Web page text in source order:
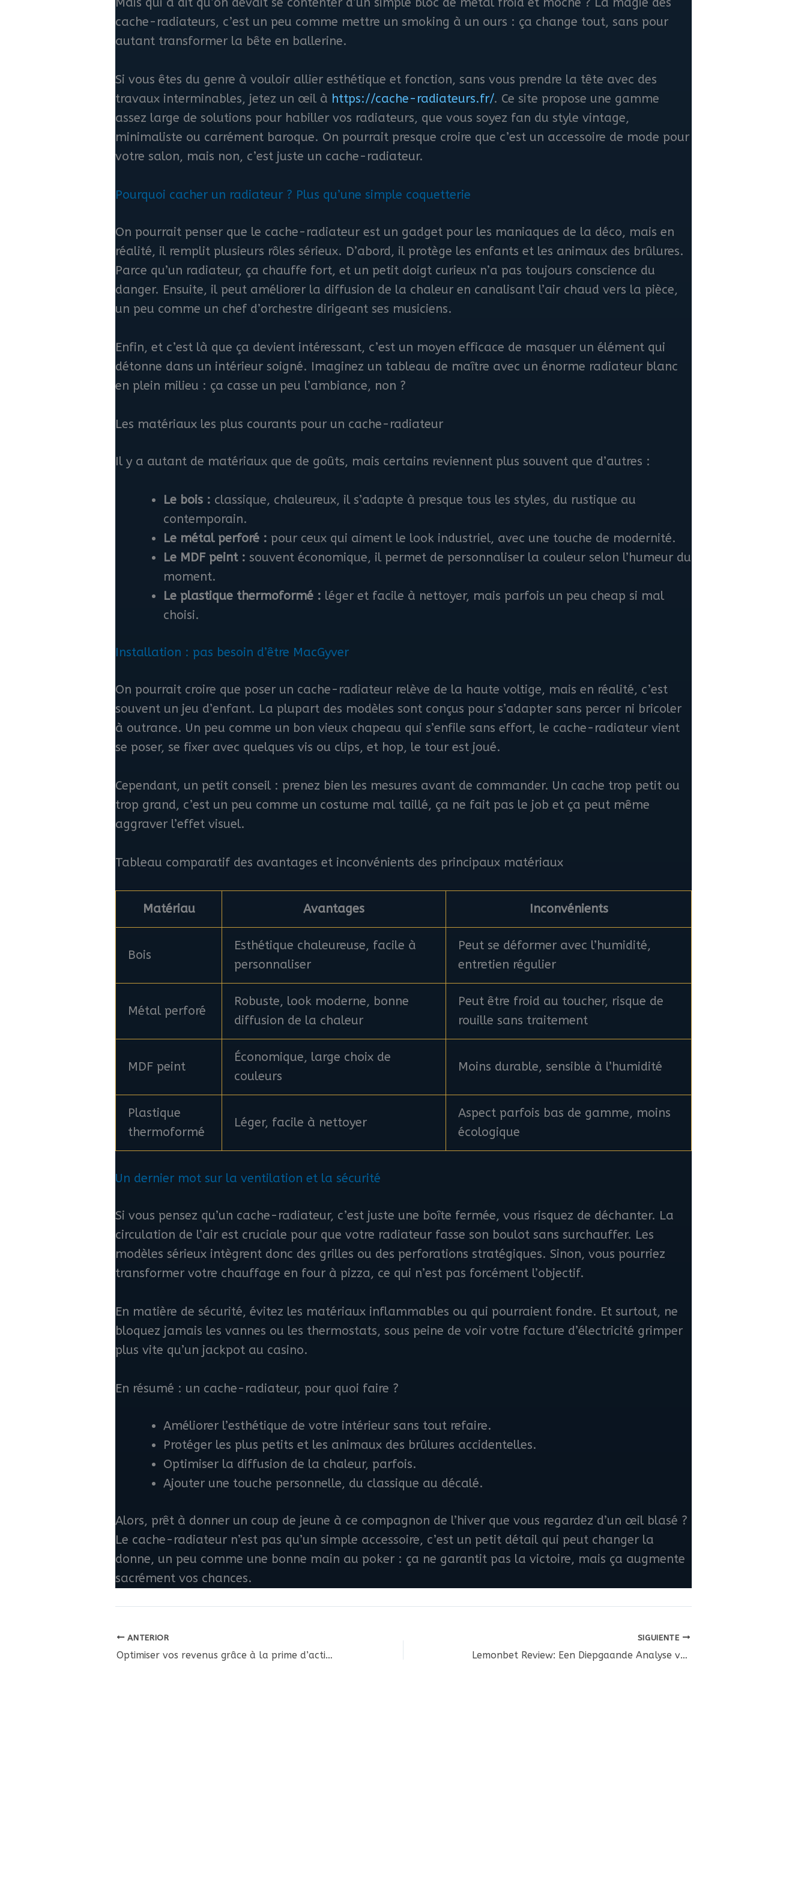
cache-radiateurs, c’est un peu comme mettre un smoking à un ours : ça change tout, sans pour
autant transformer la bête en ballerine.
Si vous êtes du genre à vouloir allier esthétique et fonction, sans vous prendre la tête avec des
travaux interminables, jetez un œil à https://cache-radiateurs.fr/. Ce site propose une gamme
assez large de solutions pour habiller vos radiateurs, que vous soyez fan du style vintage,
minimaliste ou carrément baroque. On pourrait presque croire que c’est un accessoire de mode pour
votre salon, mais non, c’est juste un cache-radiateur.
Pourquoi cacher un radiateur ? Plus qu’une simple coquetterie
On pourrait penser que le cache-radiateur est un gadget pour les maniaques de la déco, mais en
réalité, il remplit plusieurs rôles sérieux. D’abord, il protège les enfants et les animaux des brûlures.
Parce qu’un radiateur, ça chauffe fort, et un petit doigt curieux n’a pas toujours conscience du
danger. Ensuite, il peut améliorer la diffusion de la chaleur en canalisant l’air chaud vers la pièce,
un peu comme un chef d’orchestre dirigeant ses musiciens.
Enfin, et c’est là que ça devient intéressant, c’est un moyen efficace de masquer un élément qui
détonne dans un intérieur soigné. Imaginez un tableau de maître avec un énorme radiateur blanc
en plein milieu : ça casse un peu l’ambiance, non ?
Les matériaux les plus courants pour un cache-radiateur
Il y a autant de matériaux que de goûts, mais certains reviennent plus souvent que d’autres :
Le bois : classique, chaleureux, il s’adapte à presque tous les styles, du rustique au
contemporain.
Le métal perforé : pour ceux qui aiment le look industriel, avec une touche de modernité.
Le MDF peint : souvent économique, il permet de personnaliser la couleur selon l’humeur du
moment.
Le plastique thermoformé : léger et facile à nettoyer, mais parfois un peu cheap si mal
choisi.
Installation : pas besoin d’être MacGyver
On pourrait croire que poser un cache-radiateur relève de la haute voltige, mais en réalité, c’est
souvent un jeu d’enfant. La plupart des modèles sont conçus pour s’adapter sans percer ni bricoler
à outrance. Un peu comme un bon vieux chapeau qui s’enfile sans effort, le cache-radiateur vient
se poser, se fixer avec quelques vis ou clips, et hop, le tour est joué.
Cependant, un petit conseil : prenez bien les mesures avant de commander. Un cache trop petit ou
trop grand, c’est un peu comme un costume mal taillé, ça ne fait pas le job et ça peut même
aggraver l’effet visuel.
Tableau comparatif des avantages et inconvénients des principaux matériaux
Matériau Avantages Inconvénients
Bois
Esthétique chaleureuse, facile à
personnaliser
Peut se déformer avec l’humidité,
entretien régulier
Métal perforé
Robuste, look moderne, bonne
diffusion de la chaleur
Peut être froid au toucher, risque de
rouille sans traitement
MDF peint
Économique, large choix de
couleurs
Moins durable, sensible à l’humidité
Plastique
thermoformé
Léger, facile à nettoyer
Aspect parfois bas de gamme, moins
écologique
Un dernier mot sur la ventilation et la sécurité
Si vous pensez qu’un cache-radiateur, c’est juste une boîte fermée, vous risquez de déchanter. La
circulation de l’air est cruciale pour que votre radiateur fasse son boulot sans surchauffer. Les
modèles sérieux intègrent donc des grilles ou des perforations stratégiques. Sinon, vous pourriez
transformer votre chauffage en four à pizza, ce qui n’est pas forcément l’objectif.
En matière de sécurité, évitez les matériaux inflammables ou qui pourraient fondre. Et surtout, ne
bloquez jamais les vannes ou les thermostats, sous peine de voir votre facture d’électricité grimper
plus vite qu’un jackpot au casino.
En résumé : un cache-radiateur, pour quoi faire ?
Améliorer l’esthétique de votre intérieur sans tout refaire.
Protéger les plus petits et les animaux des brûlures accidentelles.
Optimiser la diffusion de la chaleur, parfois.
Ajouter une touche personnelle, du classique au décalé.
Alors, prêt à donner un coup de jeune à ce compagnon de l’hiver que vous regardez d’un œil blasé ?
Le cache-radiateur n’est pas qu’un simple accessoire, c’est un petit détail qui peut changer la
donne, un peu comme une bonne main au poker : ça ne garantit pas la victoire, mais ça augmente
sacrément vos chances.
ANTERIOR
Optimiser vos revenus grâce à la prime d’activité en 2024
SIGUIENTE
Lemonbet Review: Een Diepgaande Analyse van deze Opkomende iGaming Speler